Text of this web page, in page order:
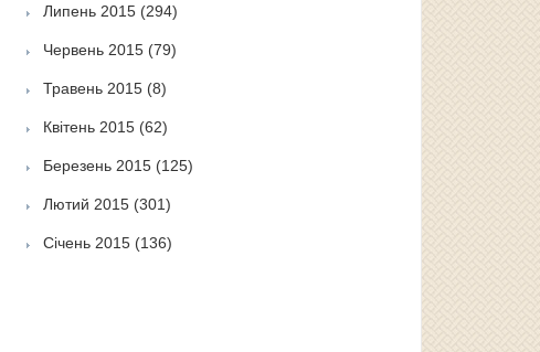
Липень 2015(294)
Червень 2015(79)
Травень 2015(8)
Квітень 2015(62)
Березень 2015(125)
Лютий 2015(301)
Січень 2015(136)